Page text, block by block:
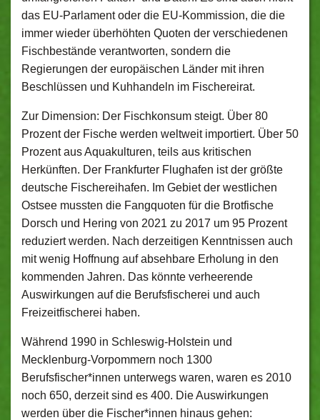
das EU-Parlament oder die EU-Kommission, die die
immer wieder überhöhten Quoten der verschiedenen
Fischbestände verantworten, sondern die
Regierungen der europäischen Länder mit ihren
Beschlüssen und Kuhhandeln im Fischereirat.
Zur Dimension: Der Fischkonsum steigt. Über 80
Prozent der Fische werden weltweit importiert. Über 50
Prozent aus Aquakulturen, teils aus kritischen
Herkünften. Der Frankfurter Flughafen ist der größte
deutsche Fischereihafen. Im Gebiet der westlichen
Ostsee mussten die Fangquoten für die Brotfische
Dorsch und Hering von 2021 zu 2017 um 95 Prozent
reduziert werden. Nach derzeitigen Kenntnissen auch
mit wenig Hoffnung auf absehbare Erholung in den
kommenden Jahren. Das könnte verheerende
Auswirkungen auf die Berufsfischerei und auch
Freizeitfischerei haben.
Während 1990 in Schleswig-Holstein und
Mecklenburg-Vorpommern noch 1300
Berufsfischer*innen unterwegs waren, waren es 2010
noch 650, derzeit sind es 400. Die Auswirkungen
werden über die Fischer*innen hinaus gehen: